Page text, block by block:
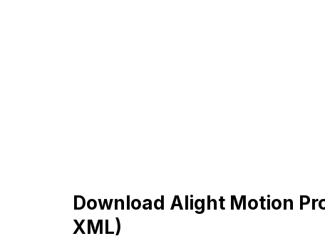
Download Alight Motion
XML)